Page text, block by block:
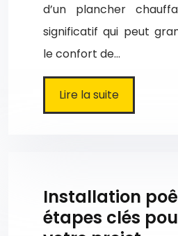
d’un plancher
significatif qui peut
le confort de…
Lire la suite
Installation
étapes clés